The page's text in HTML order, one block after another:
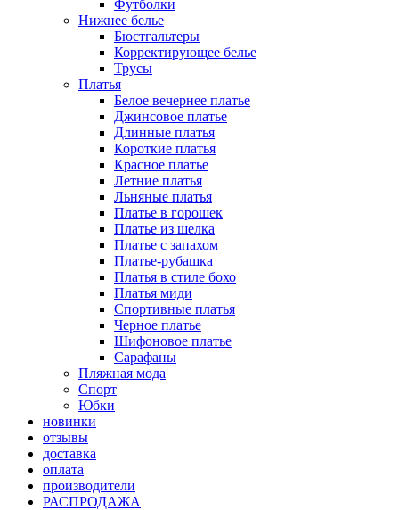
Футболки
Нижнее белье
Бюстгальтеры
Корректирующее белье
Трусы
Платья
Белое вечернее платье
Джинсовое платье
Длинные платья
Короткие платья
Красное платье
Летние платья
Льняные платья
Платье в горошек
Платье из шелка
Платье с запахом
Платье-рубашка
Платья в стиле бохо
Платья миди
Спортивные платья
Черное платье
Шифоновое платье
Сарафаны
Пляжная мода
Спорт
Юбки
новинки
отзывы
доставка
оплата
производители
РАСПРОДАЖА